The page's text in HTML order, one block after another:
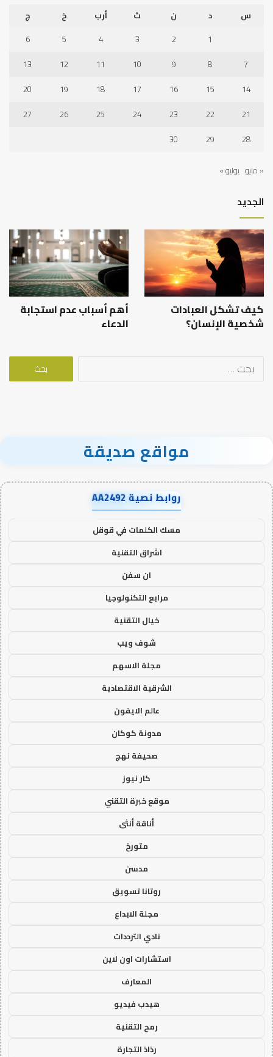
س
د ن ث أرب خ
ج
1
2
3
4
5
6
7
8
9
10
11
12
13
14
15
16
17
18
19
20
21
22
23
24
25
26
27
28
29
30
« مايو يوليو »
الجديد
كيف تشكل العبادات
شخصية الإنسان؟
أهم أسباب عدم استجابة
الدعاء
البحث
مواقع صديقة
روابط نصية AA2492
مسك الكلمات في قوقل
اشراق التقنية
ان سفن
مرابع التكنولوجيا
خيال التقنية
شوف ويب
مجلة الاسهم
الشرقية الاقتصادية
عالم الايفون
مدونة كوكان
صحيفة نهج
كار نيوز
موقع خبرة التقني
أناقة أنثى
متورخ
مدسن
روتانا تسويق
مجلة الابداع
نادي الترددات
استشارات اون لاين
المعارف
هيدب فيديو
رمح التقنية
رذاذ التجارة